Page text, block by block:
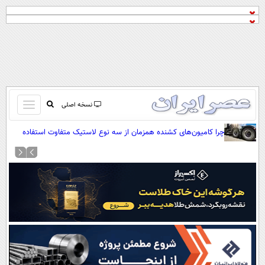
نسخه اصلی
باز
و
بسته
کردن
صفحه اول
آرشیو
نظرسنجی
آب و هوا
اوقات شرعی
سواد زندگی
چرا کامیون‌های کشنده همزمان از سه نوع لاستیک متفاوت استفاده